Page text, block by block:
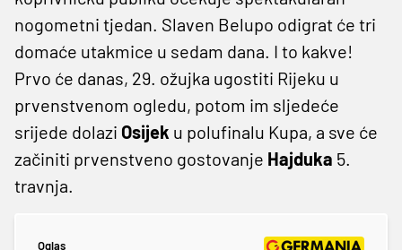
nogometni tjedan. Slaven Belupo odigrat će tri
domaće utakmice u sedam dana. I to kakve!
Prvo će danas, 29. ožujka ugostiti Rijeku u
prvenstvenom ogledu, potom im sljedeće
srijede dolazi Osijek u polufinalu Kupa, a sve će
začiniti prvenstveno gostovanje Hajduka 5.
travnja.
Oglas